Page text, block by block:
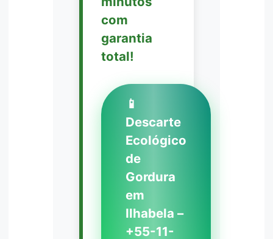
com
garantia
total!
📱
Descarte
Ecológico
de
Gordura
em
Ilhabela –
+55-11-